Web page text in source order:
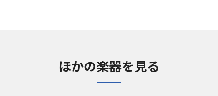
ほかの楽器を見る